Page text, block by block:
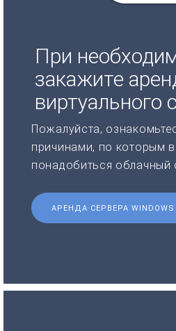
При
закажите
виртуального
Пожалуйста,
причинами, по которым
понадобиться облачный
АРЕНДА СЕРВЕРА WINDOWS